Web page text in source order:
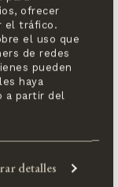
ofrecer
el tráfico.
el uso que
de redes
pueden
haya
a partir del
detalles